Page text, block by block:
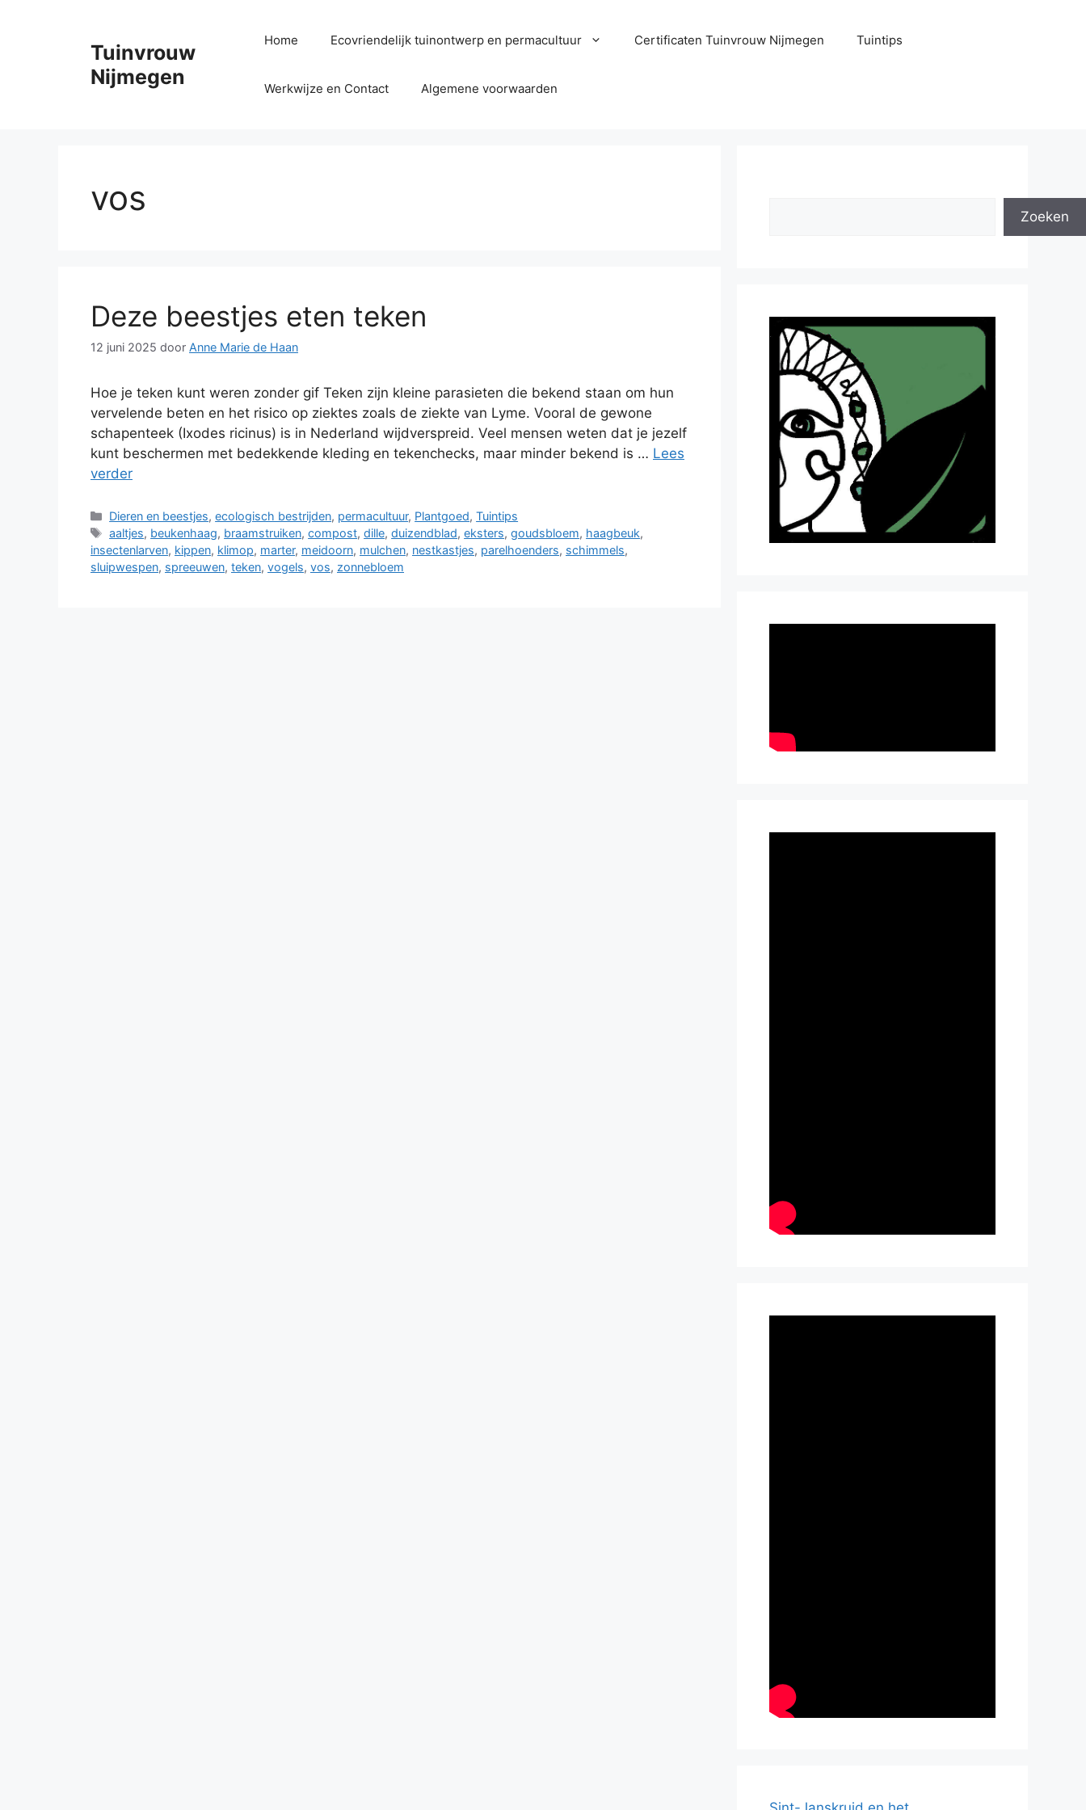
Tuinvrouw
Nijmegen
Home Ecovriendelijk tuinontwerp en permacultuur Certificaten Tuinvrouw Nijmegen Tuintips
Werkwijze en Contact Algemene voorwaarden
vos
Deze beestjes eten teken
12 juni 2025 door Anne Marie de Haan
Hoe je teken kunt weren zonder gif Teken zijn kleine parasieten die bekend staan om hun
vervelende beten en het risico op ziektes zoals de ziekte van Lyme. Vooral de gewone
schapenteek (Ixodes ricinus) is in Nederland wijdverspreid. Veel mensen weten dat je jezelf
kunt beschermen met bedekkende kleding en tekenchecks, maar minder bekend is … Lees
verder
Categorieën
Dieren en beestjes,ecologisch bestrijden, permacultuur, Plantgoed,Tuintips
Tags
aaltjes, beukenhaag, braamstruiken,compost,dille,duizendblad,eksters,goudsbloem, haagbeuk,
insectenlarven, kippen, klimop, marter, meidoorn, mulchen, nestkastjes, parelhoenders, schimmels,
sluipwespen, spreeuwen, teken, vogels, vos, zonnebloem
Zoeken